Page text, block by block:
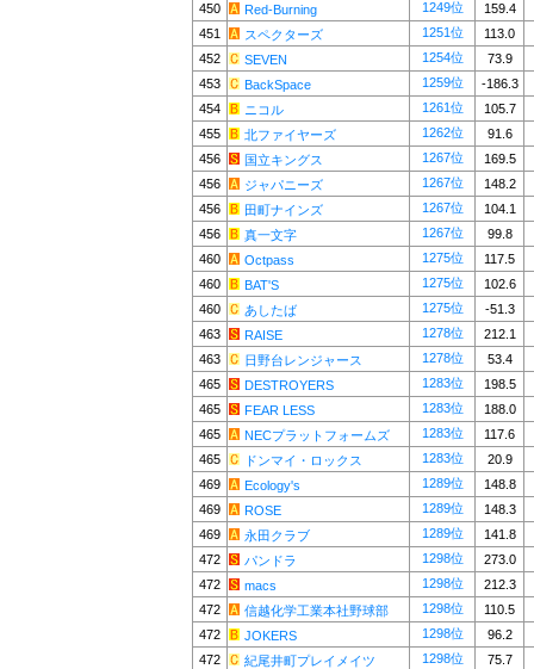
450
Red-Burning 1249位
159.4
451
スペクターズ 1251位
113.0
452
SEVEN 1254位
73.9
453
BackSpace 1259位
-186.3
454
ニコル 1261位
105.7
455
北ファイヤーズ 1262位
91.6
456
国立キングス 1267位
169.5
456
ジャパニーズ 1267位
148.2
456
田町ナインズ 1267位
104.1
456
真一文字 1267位
99.8
460
Octpass 1275位
117.5
460
BAT'S 1275位
102.6
460
あしたば 1275位
-51.3
463
RAISE 1278位
212.1
463
日野台レンジャース 1278位
53.4
465
DESTROYERS 1283位
198.5
465
FEAR LESS 1283位
188.0
465
NECプラットフォームズ 1283位
117.6
465
ドンマイ・ロックス 1283位
20.9
469
Ecology's 1289位
148.8
469
ROSE 1289位
148.3
469
永田クラブ 1289位
141.8
472
パンドラ 1298位
273.0
472
macs 1298位
212.3
472
信越化学工業本社野球部 1298位
110.5
472
JOKERS 1298位
96.2
472
紀尾井町プレイメイツ 1298位
75.7